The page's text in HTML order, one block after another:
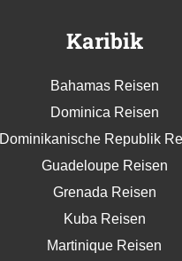
Karibik
Bahamas Reisen
Dominica Reisen
Dominikanische Republik
Guadeloupe Reisen
Grenada Reisen
Kuba Reisen
Martinique Reisen